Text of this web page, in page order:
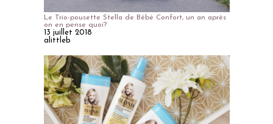
Le Trio-pousette Stella de Bébé Confort, un an après
on en pense quoi?
13 juillet 2018
alittleb